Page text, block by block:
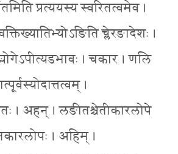
प्रत्ययस्य स्वरितत्वमेव ।
च्लेरङादेशः ।
। चकार । णलि
।
। अहन् । लङीतश्चेतीकारलोपे
। अहिम् ।